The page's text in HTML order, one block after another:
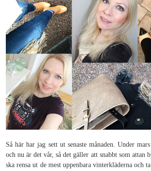
Så här har jag sett ut senaste månaden. Under
och nu är det vår, så det gäller att snabbt som attan
ska rensa ut de mest uppenbara vinterkläderna och